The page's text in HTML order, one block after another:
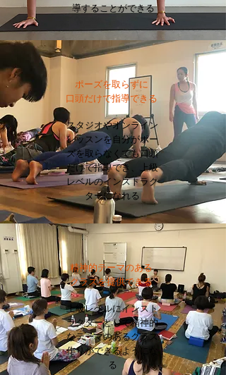
導することができる
ポーズを取らずに
口頭だけで指導できる
スタジオやオンライン
レッスンを自分がポー
ズを取らなくても口頭
だけで指導でき、上級
レベルのインストラク
ターになれる
精神的テーマのある
クラスを提供できる
上級レベルにインスト
ラクターとして精神的
なテーマのあるクラス
作りができるようにな
る